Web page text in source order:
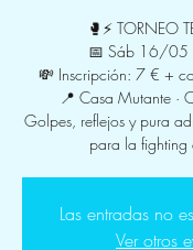
🥊⚡ TORNEO
📅 Sáb 16/05
💸 Inscripción: 7 € +
📍 Casa Mutante ·
Golpes, reflejos y pura
para la fighting
Las entradas no
Ver otros